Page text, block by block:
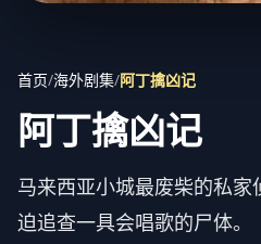
首页/海外剧集/阿丁擒凶记
阿丁擒凶记
马来西亚小城最废柴的私
迫追查一具会唱歌的尸体。